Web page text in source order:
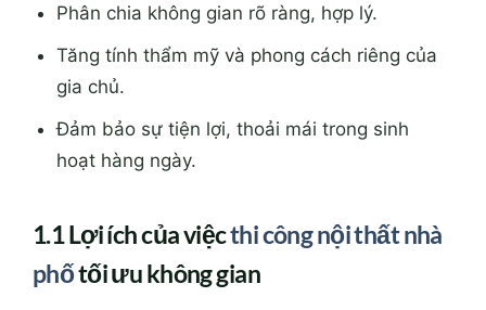
Phân chia không gian rõ ràng, hợp lý.
Tăng tính thẩm mỹ và phong cách riêng của
gia chủ.
Đảm bảo sự tiện lợi, thoải mái trong sinh
hoạt hàng ngày.
1.1 Lợi ích của việcthi công nội thất nhà
phốtối ưu không gian